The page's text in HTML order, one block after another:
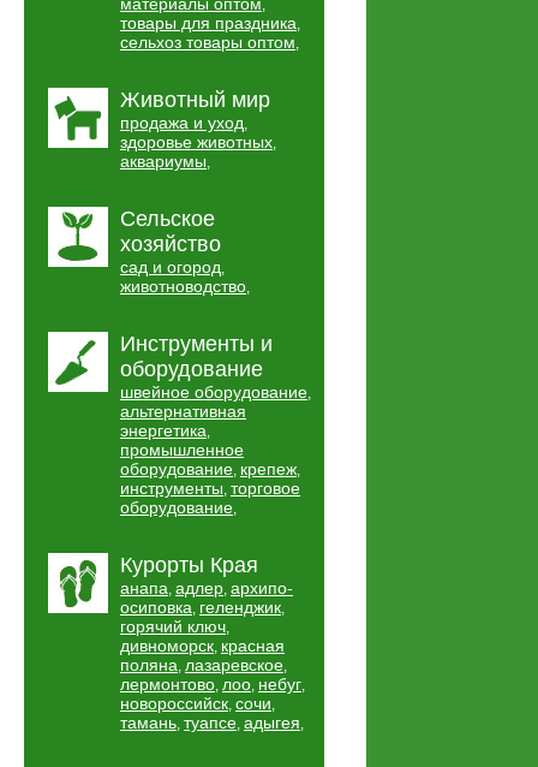
,
товары для праздника,
сельхоз товары оптом,
Животный мир
продажа и уход,
здоровье животных,
аквариумы,
Сельское
хозяйство
сад и огород,
животноводство,
Инструменты и
оборудование
швейное оборудование,
альтернативная
энергетика,
промышленное
оборудование, крепеж,
инструменты, торговое
оборудование,
Курорты Края
анапа, адлер, архипо-
осиповка, геленджик,
горячий ключ,
дивноморск, красная
поляна, лазаревское,
лермонтово, лоо, небуг,
новороссийск, сочи,
тамань, туапсе, адыгея,